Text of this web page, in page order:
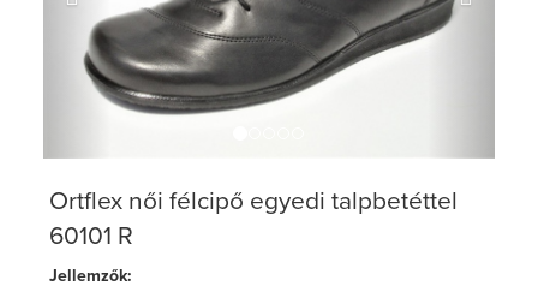
Ortflex női félcipő egyedi talpbetéttel
60101 R
Jellemzők: